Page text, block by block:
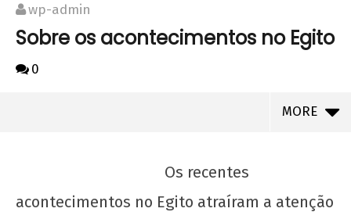
wp-admin
Sobre os acontecimentos no Egito
0
MORE
Os recentes
acontecimentos no Egito atraíram a atenção